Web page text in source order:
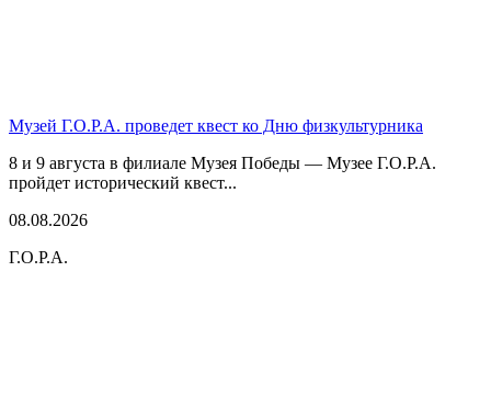
Музей Г.О.Р.А. проведет квест ко Дню физкультурника
8 и 9 августа в филиале Музея Победы — Музее Г.О.Р.А.
пройдет исторический квест...
08.08.2026
Г.О.Р.А.